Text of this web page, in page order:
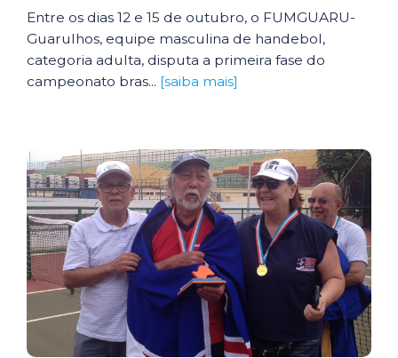
Entre os dias 12 e 15 de outubro, o FUMGUARU-
Guarulhos, equipe masculina de handebol,
categoria adulta, disputa a primeira fase do
campeonato bras... [saiba mais]